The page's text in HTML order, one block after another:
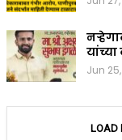
यांच्या
Jun
LOAD